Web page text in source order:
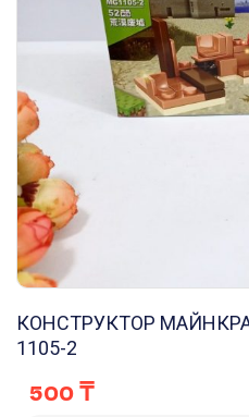
КОНСТРУКТОР
1105-2
500₸